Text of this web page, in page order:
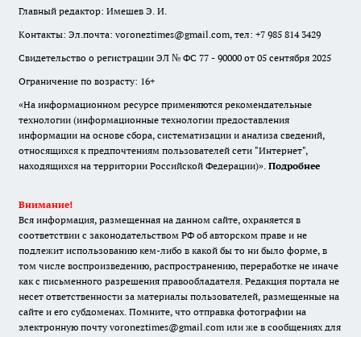
Главный редактор: Имешев Э. И.
Контакты: Эл.почта: voroneztimes@gmail.com, тел: +7 985 814 3429
Свидетельство о регистрации ЭЛ № ФС 77 - 90000 от 05 сентября 2025
Ограничение по возрасту: 16+
«На информационном ресурсе применяются рекомендательные
технологии (информационные технологии предоставления
информации на основе сбора, систематизации и анализа сведений,
относящихся к предпочтениям пользователей сети "Интернет",
находящихся на территории Российской Федерации)». Подробнее
Внимание!
Вся информация, размещенная на данном сайте, охраняется в
соответствии с законодательством РФ об авторском праве и не
подлежит использованию кем-либо в какой бы то ни было форме, в
том числе воспроизведению, распространению, переработке не иначе
как с письменного разрешения правообладателя. Редакция портала не
несет ответственности за материалы пользователей, размещенные на
сайте и его субдоменах. Помните, что отправка фотографии на
электронную почту voroneztimes@gmail.com или же в сообщениях для